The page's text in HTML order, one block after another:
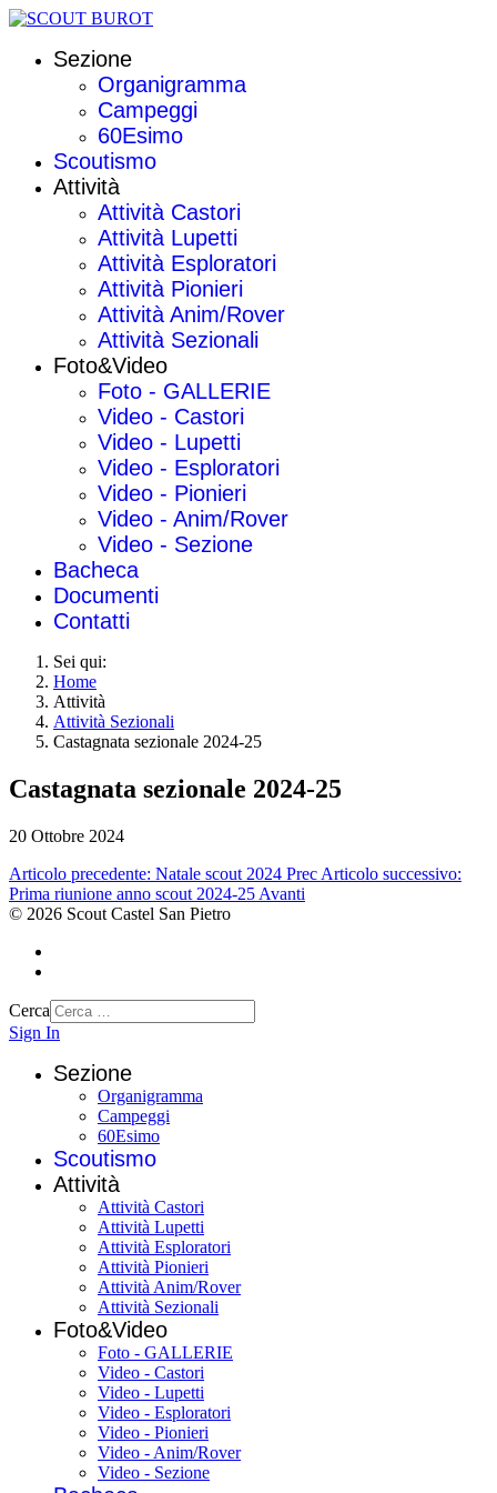
Sezione
Organigramma
Campeggi
60Esimo
Scoutismo
Attività
Attività Castori
Attività Lupetti
Attività Esploratori
Attività Pionieri
Attività Anim/Rover
Attività Sezionali
Foto&Video
Foto - GALLERIE
Video - Castori
Video - Lupetti
Video - Esploratori
Video - Pionieri
Video - Anim/Rover
Video - Sezione
Bacheca
Documenti
Contatti
Sei qui:
Home
Attività
Attività Sezionali
Castagnata sezionale 2024-25
Castagnata sezionale 2024-25
20 Ottobre 2024
Articolo precedente: Natale scout 2024 Prec Articolo successivo:
Prima riunione anno scout 2024-25 Avanti
© 2026 Scout Castel San Pietro
Cerca
Sign In
Sezione
Organigramma
Campeggi
60Esimo
Scoutismo
Attività
Attività Castori
Attività Lupetti
Attività Esploratori
Attività Pionieri
Attività Anim/Rover
Attività Sezionali
Foto&Video
Foto - GALLERIE
Video - Castori
Video - Lupetti
Video - Esploratori
Video - Pionieri
Video - Anim/Rover
Video - Sezione